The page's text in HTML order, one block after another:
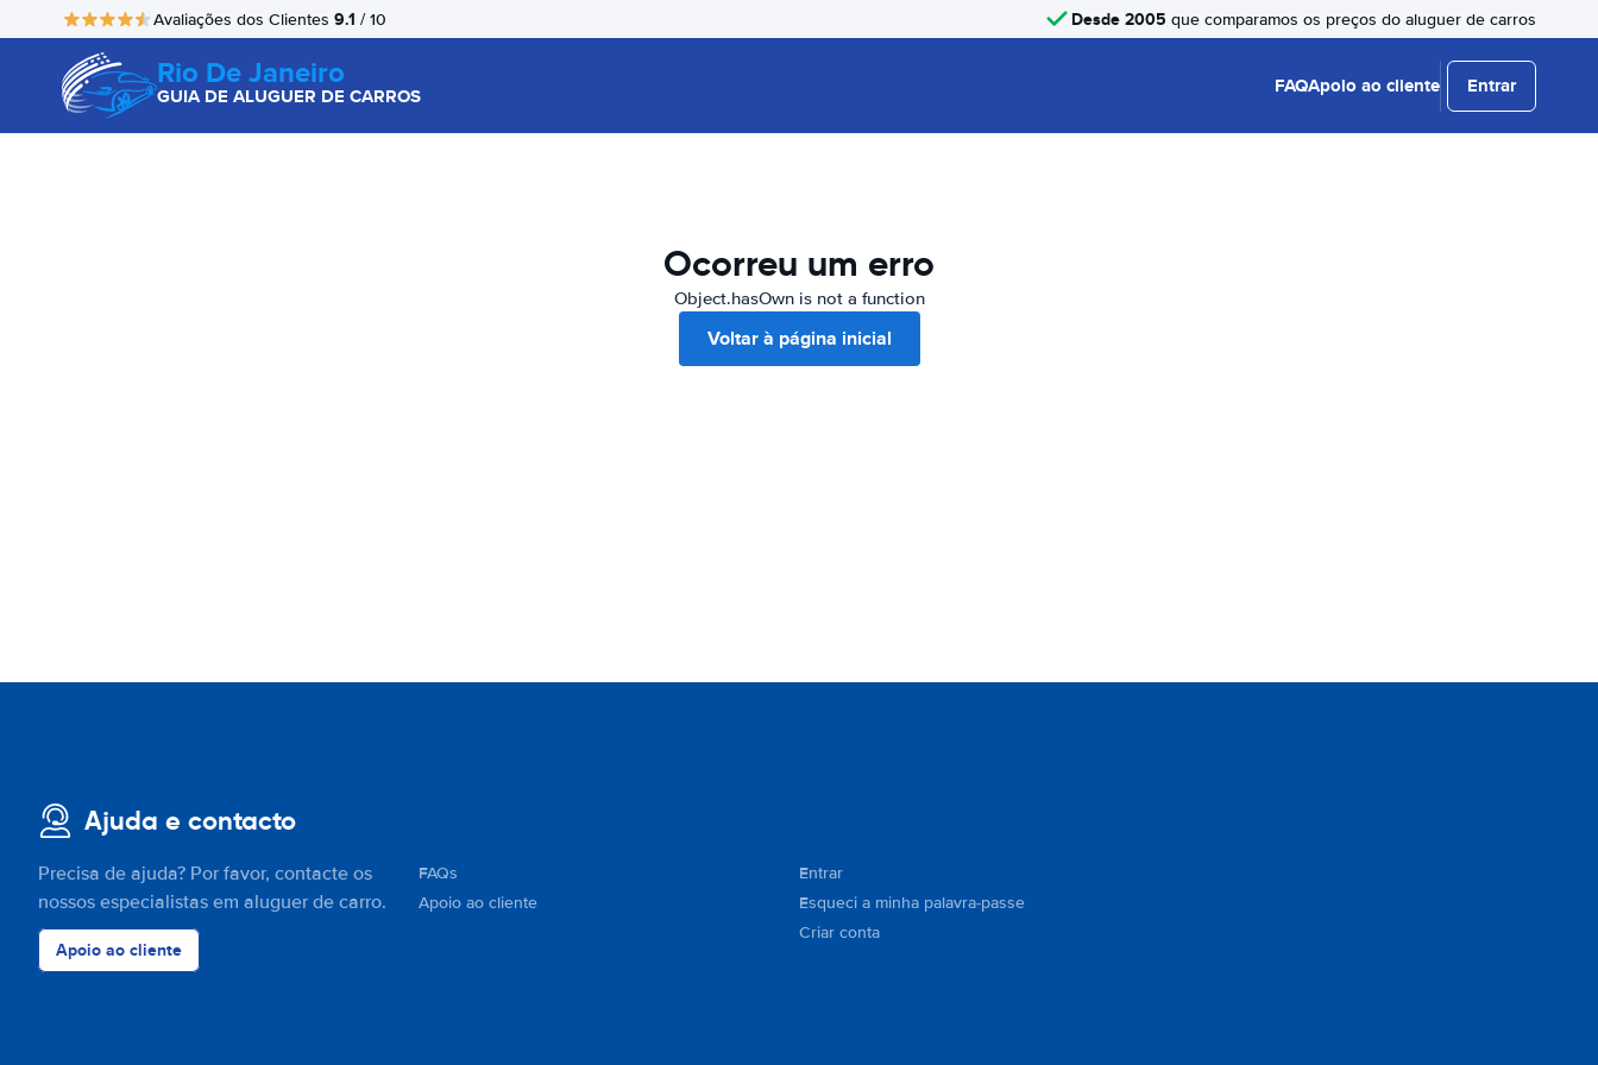
Avaliações dos Clientes 9.1 / 10 Desde 2005 que comparamos os preços do aluguer de carros
Rio De Janeiro
GUIA DE ALUGUER DE CARROS FAQApoio ao cliente Entrar
Ocorreu um erro
Object.hasOwn is not a function
Voltar à página inicial
Ajuda e contacto
Precisa de ajuda? Por favor, contacte os
nossos especialistas em aluguer de carro.
Apoio ao cliente
FAQs
Apoio ao cliente
Entrar
Esqueci a minha palavra-passe
Criar conta